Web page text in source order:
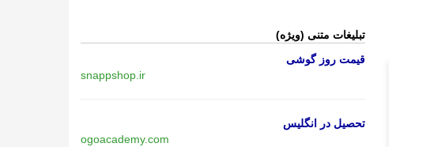
تبلیغات متنی (ویژه)
قیمت روز گوشی
snappshop.ir
تحصیل در انگلیس
ogoacademy.com